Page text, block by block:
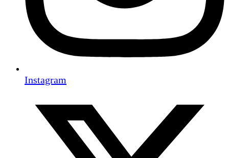
Instagram